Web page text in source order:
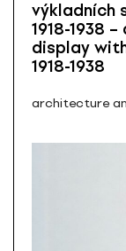
výkladních
1918-1938
display
1918-1938
architecture